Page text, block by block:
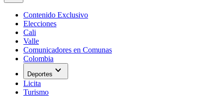
Contenido Exclusivo
Elecciones
Cali
Valle
Comunicadores en Comunas
Colombia
Deportes expand_more
Licita
Turismo